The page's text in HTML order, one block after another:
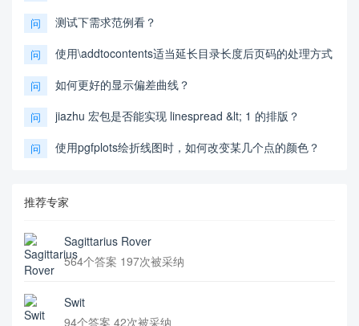
问 测试下需求范例看？
问 使用\addtocontents适当延长目录长度后页码的处理方式
问 如何更好的显示偏差曲线？
问 jiazhu 宏包是否能实现 linespread &lt; 1 的排版？
问 使用pgfplots绘折线图时，如何改变某几个点的颜色？
推荐专家
Sagittarius Rover
564个答案 197次被采纳
Swit
94个答案 42次被采纳